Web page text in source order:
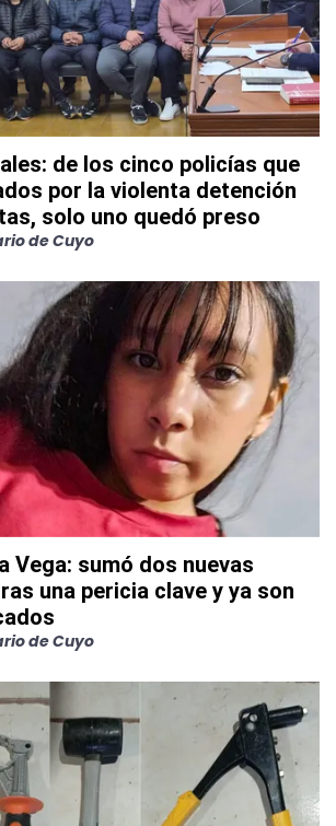
de los cinco policías que
por la violenta detención
solo uno quedó preso
de Cuyo
Vega: sumó dos nuevas
una pericia clave y ya son
de Cuyo